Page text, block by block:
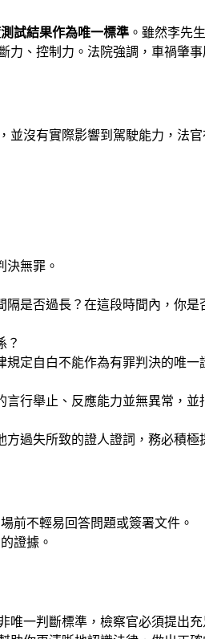
試結果作為唯一標準 。雖然李先
、控制力。法院強調，車禍肇
沒有實際影響到駕駛能力，法
決無罪。
是否過長？在這段時間內，你是
？
定自白不能作為有罪判決的唯
行舉止、反應能力並無異常，
過失所致的證人證詞，務必積極
前不輕易回答問題或簽署文件。
證據。
一判斷標準，檢察官必須提出